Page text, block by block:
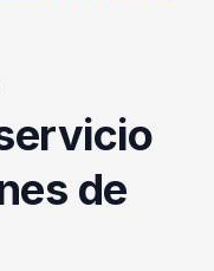
de